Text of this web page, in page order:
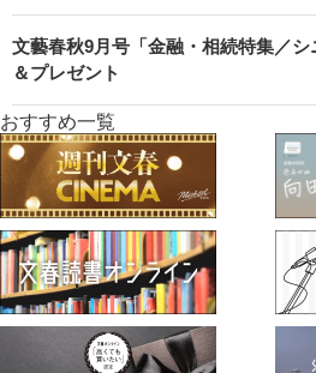
文藝春秋9月号「金融・相続特集／
＆プレゼント
おすすめ一覧